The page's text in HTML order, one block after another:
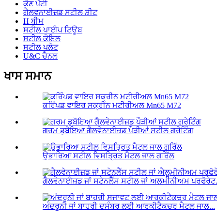
ਕੋਣ ਪੱਟੀ
ਗੈਲਵਨਾਈਜ਼ਡ ਸਟੀਲ ਸ਼ੀਟ
H ਬੀਮ
ਸਟੀਲ ਪਾਈਪ ਟਿਊਬ
ਸਟੀਲ ਕੋਇਲ
ਸਟੀਲ ਪਲੇਟ
U&C ਚੈਨਲ
ਖਾਸ ਸਮਾਨ
ਕਰਿੰਪਡ ਵਾਇਰ ਸਕ੍ਰੀਨ ਮਟੀਰੀਅਲ Mn65 M72
ਗਰਮ ਡੁਬੋਇਆ ਗੈਲਵੇਨਾਈਜ਼ਡ ਪੌੜੀਆਂ ਸਟੀਲ ਗਰੇਟਿੰਗ
ਉਭਾਰਿਆ ਸਟੀਲ ਵਿਸਤ੍ਰਿਤ ਮੈਟਲ ਜਾਲ ਗਰਿੱਲ
ਗੈਲਵੇਨਾਈਜ਼ਡ ਜਾਂ ਸਟੇਨਲੈੱਸ ਸਟੀਲ ਜਾਂ ਅਲਮੀਨੀਅਮ
ਅੰਦਰੂਨੀ ਜਾਂ ਬਾਹਰੀ ਦਸੰਬਰ ਲਈ ਆਰਕੀਟੈਕਚਰ ਮੈਟਲ ਜਾਲ...